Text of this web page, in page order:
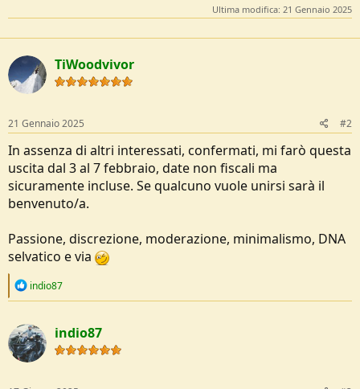
Ultima modifica: 21 Gennaio 2025
TiWoodvivor
21 Gennaio 2025 #2
In assenza di altri interessati, confermati, mi farò questa
uscita dal 3 al 7 febbraio, date non fiscali ma
sicuramente incluse. Se qualcuno vuole unirsi sarà il
benvenuto/a.
Passione, discrezione, moderazione, minimalismo, DNA
selvatico e via
R
c
t
i
o
indio87
indio87